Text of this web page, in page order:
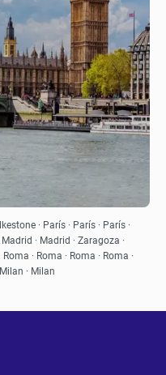
· París · París · París ·
· Madrid · Zaragoza ·
· Roma · Roma · Roma ·
· Milan